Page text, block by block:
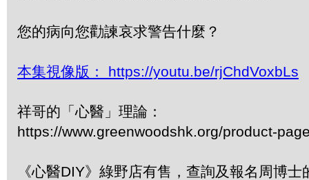
您的病向您勸諫哀求警告什麼？
本集視像版： https://youtu.be/rjChdVoxbLs
祥哥的「心醫」理論：
https://www.greenwoodshk.org/product-
《心醫DIY》綠野店有售，查詢及報名周博